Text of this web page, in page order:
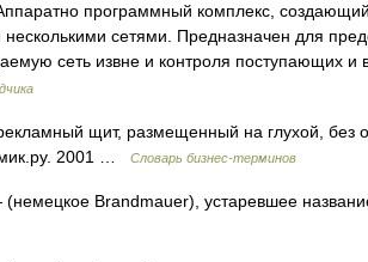
программный комплекс,
сетями. Предназначен для
сеть извне и контроля
щит, размещенный на глухой, без
2001 …
Словарь бизнес-терминов
Brandmauer), устаревшее